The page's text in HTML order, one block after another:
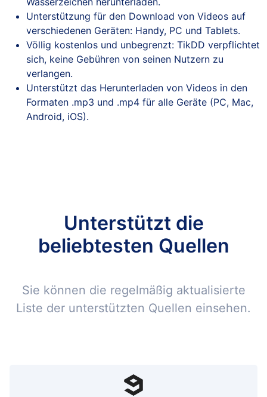
Unterstützung für den Download von Videos auf
verschiedenen Geräten: Handy, PC und Tablets.
Völlig kostenlos und unbegrenzt: TikDD verpflichtet
sich, keine Gebühren von seinen Nutzern zu
verlangen.
Unterstützt das Herunterladen von Videos in den
Formaten .mp3 und .mp4 für alle Geräte (PC, Mac,
Android, iOS).
Unterstützt die
beliebtesten Quellen
Sie können die regelmäßig aktualisierte
Liste der unterstützten Quellen einsehen.